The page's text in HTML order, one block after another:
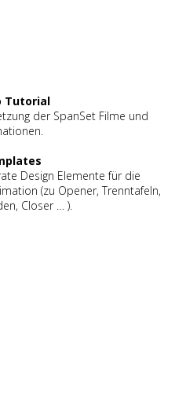
Tutorial
der SpanSet Filme und
Design Elemente für die
(zu Opener, Trenntafeln,
Closer … ).